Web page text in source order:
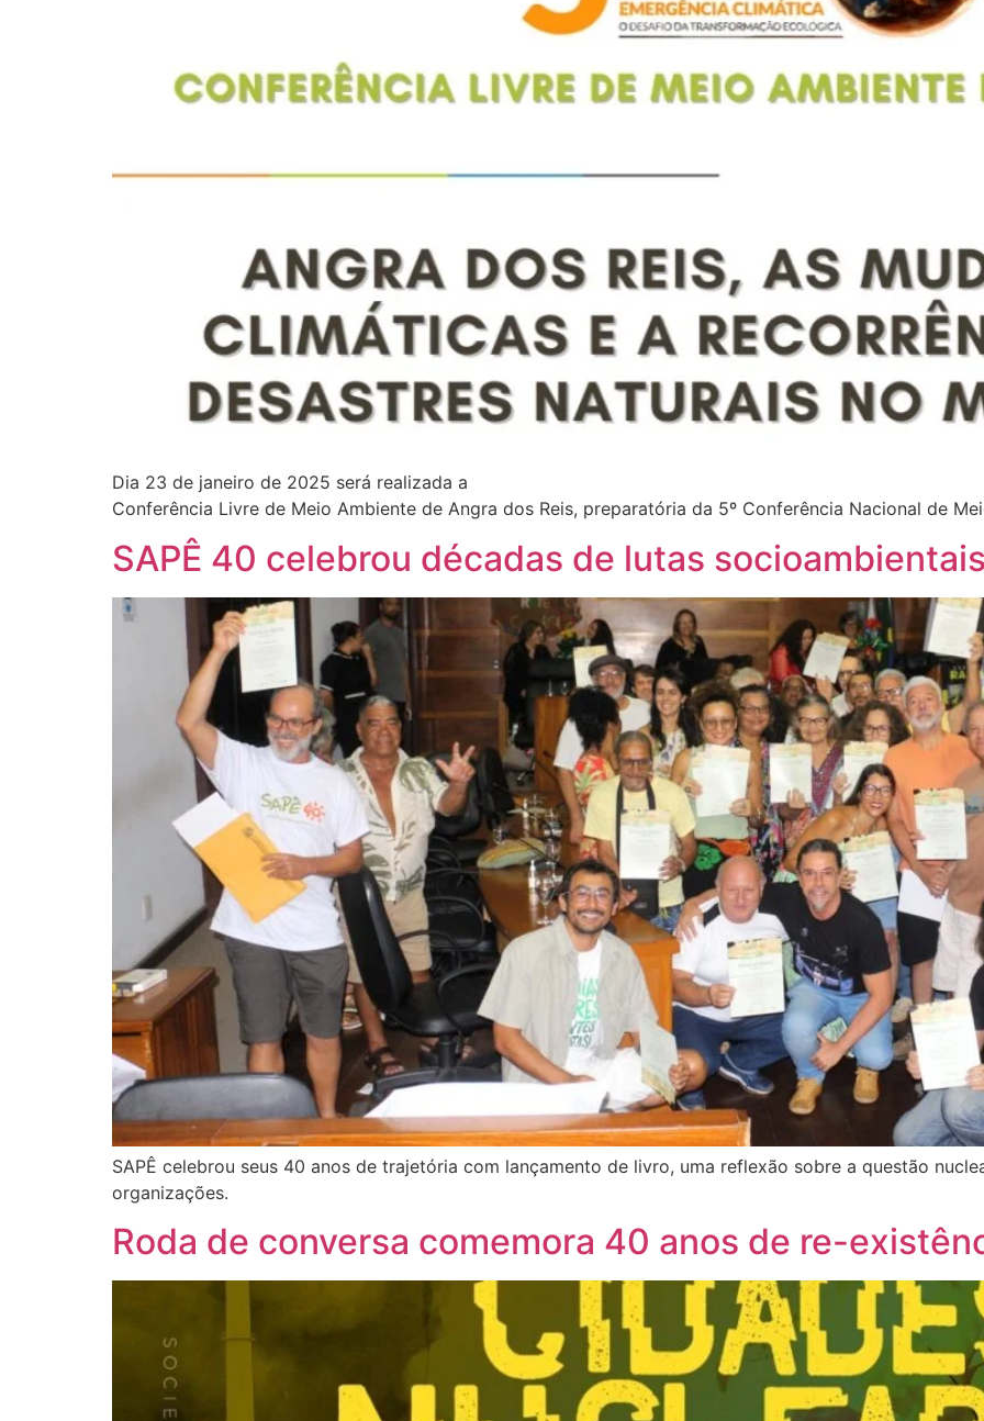
Dia 23 de janeiro de 2025 será realizada a
Conferência Livre de Meio Ambiente de Angra dos Reis, preparatória da 5º Conferência Nacional de
SAPÊ 40 celebrou décadas de lutas
SAPÊ celebrou seus 40 anos de trajetória com lançamento de livro, uma reflexão sobre a questão
organizações.
Roda de conversa comemora 40 anos de re-